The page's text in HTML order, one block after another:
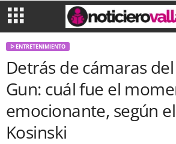
ᐅ ENTRETENIMIENTO
Detrás de cámaras
Gun: cuál fue el
emocionante, según
Kosinski